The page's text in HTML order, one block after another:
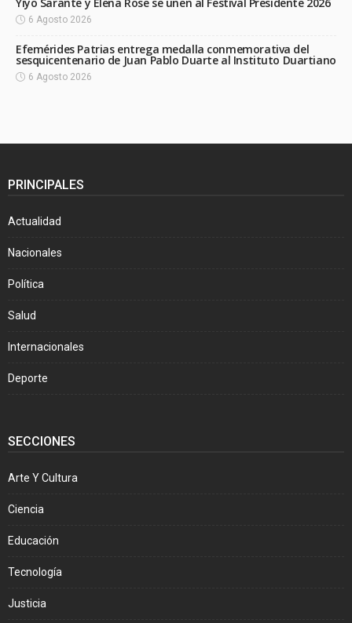
6 Agosto 2026
Efemérides Patrias entrega medalla conmemorativa del
sesquicentenario de Juan Pablo Duarte al Instituto Duartiano
6 Agosto 2026
PRINCIPALES
Actualidad
Nacionales
Política
Salud
Internacionales
Deporte
SECCIONES
Arte Y Cultura
Ciencia
Educación
Tecnología
Justicia